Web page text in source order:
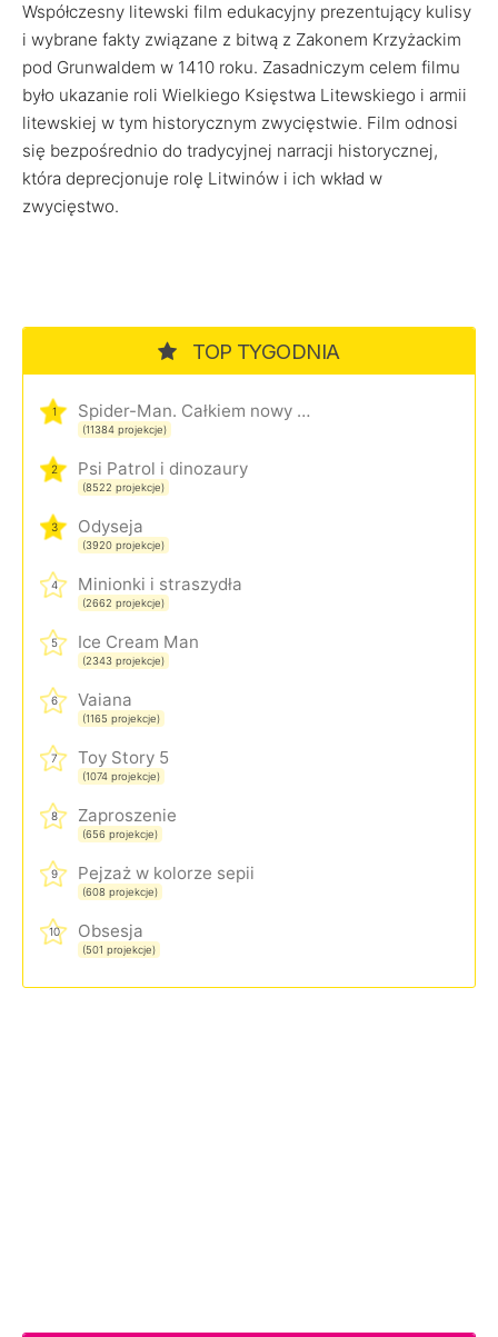
Współczesny litewski film edukacyjny prezentujący kulisy
i wybrane fakty związane z bitwą z Zakonem Krzyżackim
pod Grunwaldem w 1410 roku. Zasadniczym celem filmu
było ukazanie roli Wielkiego Księstwa Litewskiego i armii
litewskiej w tym historycznym zwycięstwie. Film odnosi
się bezpośrednio do tradycyjnej narracji historycznej,
która deprecjonuje rolę Litwinów i ich wkład w
zwycięstwo.
TOP TYGODNIA
1 Spider-Man. Całkiem nowy dzień
(11384 projekcje)
2 Psi Patrol i dinozaury
(8522 projekcje)
3 Odyseja
(3920 projekcje)
4 Minionki i straszydła
(2662 projekcje)
5 Ice Cream Man
(2343 projekcje)
6 Vaiana
(1165 projekcje)
7 Toy Story 5
(1074 projekcje)
8 Zaproszenie
(656 projekcje)
9 Pejzaż w kolorze sepii
(608 projekcje)
10 Obsesja
(501 projekcje)